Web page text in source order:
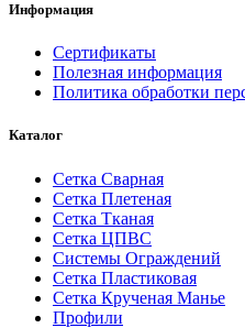
Информация
Сертификаты
Полезная информация
Политика обработки
Каталог
Сетка Сварная
Сетка Плетеная
Сетка Тканая
Сетка ЦПВС
Системы Ограждений
Сетка Пластиковая
Сетка Крученая Манье
Профили